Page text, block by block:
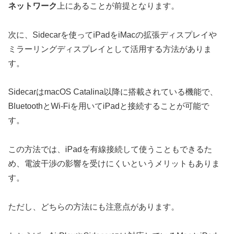
ネットワーク 上にあることが前提となります。
次に、Sidecarを使ってiPadをiMacの拡張ディスプレイや
ミラーリングディスプレイとして活用する方法がありま
す。
SidecarはmacOS Catalina以降に搭載されている機能で、
BluetoothとWi-Fiを用いてiPadと接続することが可能で
す。
この方法では、iPadを有線接続して使うこともできるた
め、電波干渉の影響を受けにくいというメリットもありま
す。
ただし、どちらの方法にも注意点があります。